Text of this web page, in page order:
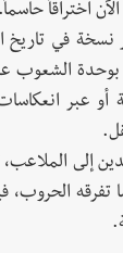
اختراقاً حاسماً.
الشعوب
أو عبر
إلى